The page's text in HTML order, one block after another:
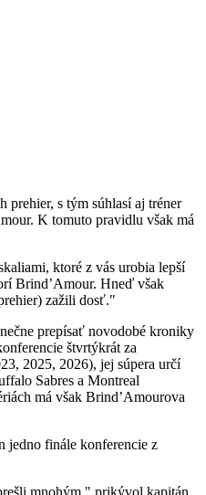
s tým súhlasí aj tréner
K tomuto pravidlu však má
ktoré z vás urobia lepší
Brind’Amour. Hneď však
zažili dosť."
prepísať novodobé kroniky
štvrtýkrát za
2025, 2026), jej súpera určí
Sabres a Montreal
má však Brind’Amourova
jedno finále konferencie z
mnohým," prikývol kapitán